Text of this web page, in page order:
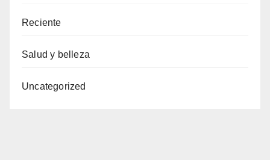
Reciente
Salud y belleza
Uncategorized